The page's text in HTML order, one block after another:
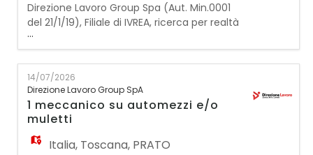
Direzione Lavoro Group Spa (Aut. Min.0001
del 21/1/19), Filiale di IVREA, ricerca per realtà
multinazionale operante nel settore
automotive con sede in bassa Valle d'Aosta,
siamo alla ricerca di un Manutentore
Stampi da inserire all'interno del reparto
attrezzeria. Zona bassa Valle d'Aosta -
pressi di Pont Saint Martin (AO) Requisiti
richi
...
14/07/2026
Direzione Lavoro Group SpA
1 meccanico su automezzi e/o
muletti
Italia, Toscana, PRATO